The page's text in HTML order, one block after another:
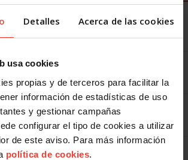
Detalles Acerca de las cookies
usa cookies
propias y de terceros para facilitar la
información de estadísticas de uso
y gestionar campañas
configurar el tipo de cookies a utilizar
de este aviso. Para más información
política de cookies.
descargar la app de USO
las patologías para acceder a la jubilación
discapacidad
cae en sábado, no tienen por qué darte un día
sobre las vacaciones